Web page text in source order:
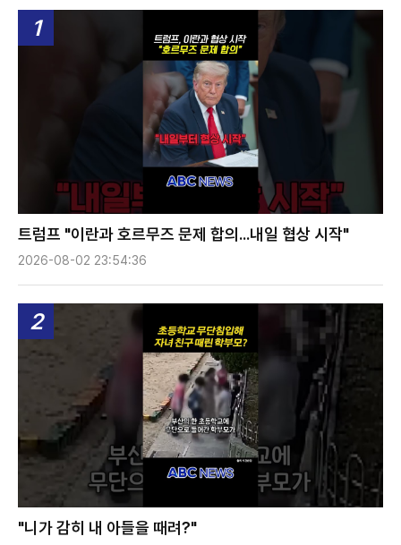
1
트럼프 "이란과 호르무즈 문제 합의...내일 협상 시작"
2026-08-02 23:54:36
2
"니가 감히 내 아들을 때려?"